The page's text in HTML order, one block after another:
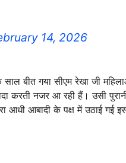
14, 2026
साल बीत गया सीएम रेखा जी
करती नजर आ रही हैं। उसी
आधी आबादी के पक्ष में उठाई गई